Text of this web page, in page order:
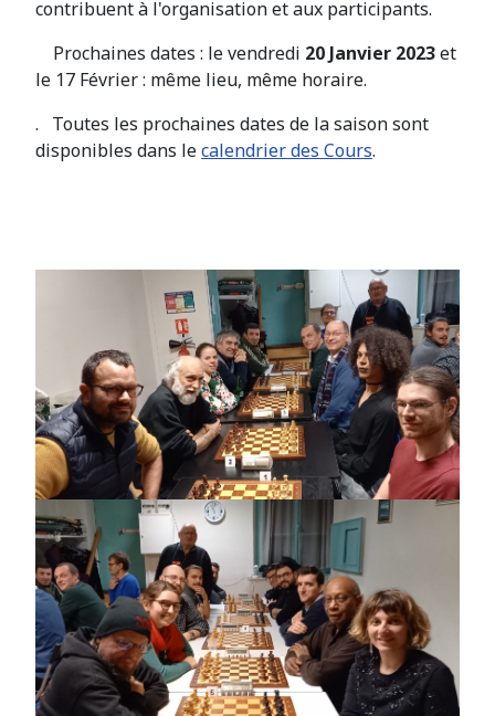
contribuent à l'organisation et aux participants.
Prochaines dates : le vendredi 20 Janvier 2023et
le 17 Février : même lieu, même horaire.
. Toutes les prochaines dates de la saison sont
disponibles dans lecalendrier des Cours.